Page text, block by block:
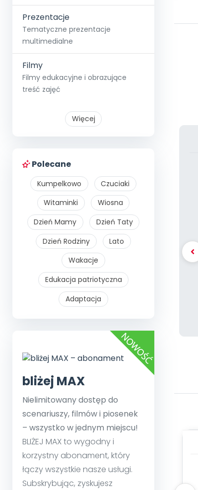
Prezentacje
Tematyczne prezentacje
multimedialne
Filmy
Filmy edukacyjne i obrazujące
treść zajęć
Więcej
Polecane
Kumpelkowo
Czuciaki
Witaminki
Wiosna
Dzień Mamy
Dzień Taty
Dzień Rodziny
Lato
Wakacje
Edukacja patriotyczna
Adaptacja
bliżej MAX
Nielimitowany dostęp do
scenariuszy, filmów i piosenek
– wszystko w jednym miejscu!
BLIŻEJ MAX to wygodny i
korzystny abonament, który
łączy wszystkie nasze usługi.
Subskrybując, zyskujesz